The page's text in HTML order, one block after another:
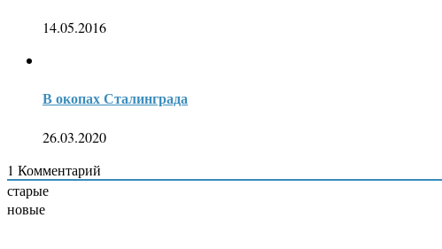
14.05.2016
В окопах Сталинграда
26.03.2020
1 Комментарий
старые
новые